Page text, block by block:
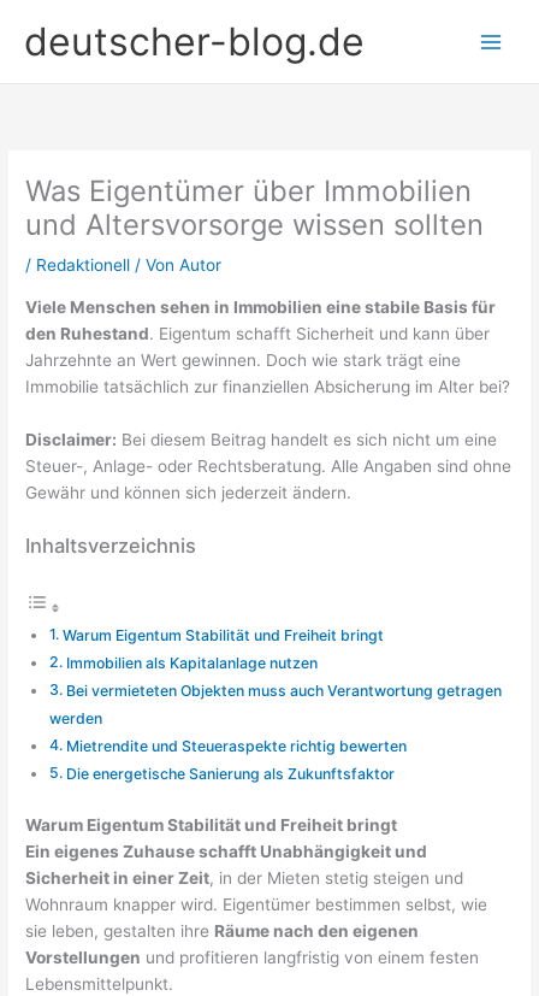
Inhaltdeutscher-blog.de
Was Eigentümer über Immobilien
und Altersvorsorge wissen sollten
/ Redaktionell / VonAutor
Viele Menschen sehen in Immobilien eine stabile Basis für
den Ruhestand. Eigentum schafft Sicherheit und kann über
Jahrzehnte an Wert gewinnen. Doch wie stark trägt eine
Immobilie tatsächlich zur finanziellen Absicherung im Alter bei?
Disclaimer: Bei diesem Beitrag handelt es sich nicht um eine
Steuer-, Anlage- oder Rechtsberatung. Alle Angaben sind ohne
Gewähr und können sich jederzeit ändern.
Inhaltsverzeichnis
Warum Eigentum Stabilität und Freiheit bringt
Immobilien als Kapitalanlage nutzen
Bei vermieteten Objekten muss auch Verantwortung getragen
werden
Mietrendite und Steueraspekte richtig bewerten
Die energetische Sanierung als Zukunftsfaktor
Warum Eigentum Stabilität und Freiheit bringt
Ein eigenes Zuhause schafft Unabhängigkeit und
Sicherheit in einer Zeit, in der Mieten stetig steigen und
Wohnraum knapper wird. Eigentümer bestimmen selbst, wie
sie leben, gestalten ihre Räume nach den eigenen
Vorstellungen und profitieren langfristig von einem festen
Lebensmittelpunkt.